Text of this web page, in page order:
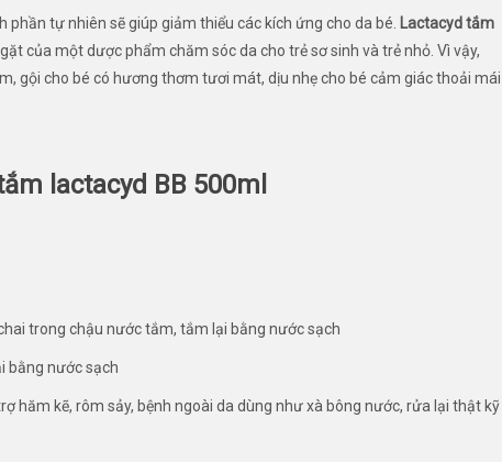
tự nhiên sẽ giúp giảm thiểu các kích ứng cho da bé. Lactacyd tắm
của một dược phẩm chăm sóc da cho trẻ sơ sinh và trẻ nhỏ. Vì vậy,
gội cho bé có hương thơm tươi mát, dịu nhẹ cho bé cảm giác thoải mái
lactacyd BB 500ml
trong chậu nước tắm, tắm lại bằng nước sạch
nước sạch
hăm kẽ, rôm sảy, bệnh ngoài da dùng như xà bông nước, rửa lại thật kỹ